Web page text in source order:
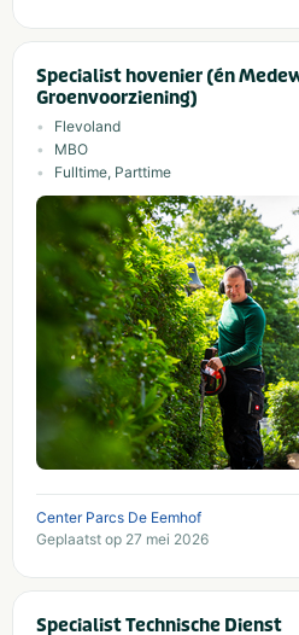
Specialist hovenier (én
Groenvoorziening)
Flevoland
MBO
Fulltime, Parttime
Center Parcs De Eemhof
Geplaatst op 27 mei 2026
Specialist Technische Dienst